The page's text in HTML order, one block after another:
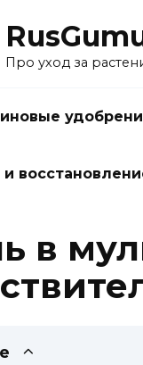
Про уход за
и
в